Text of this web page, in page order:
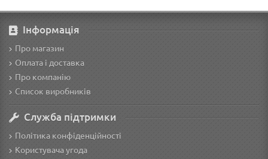
Інформація
Про магазин
Оплата і доставка
Про компанію
Список виробників
Служба підтримки
Політика конфіденційності
Користувача угода